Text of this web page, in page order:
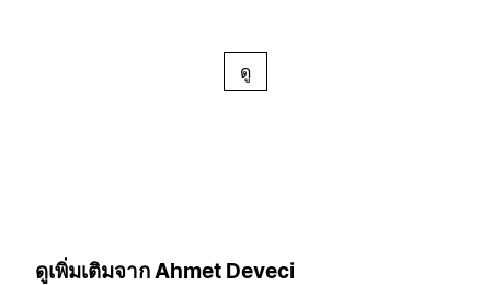
ดู
ดูเพิ่มเติมจาก Ahmet Deveci